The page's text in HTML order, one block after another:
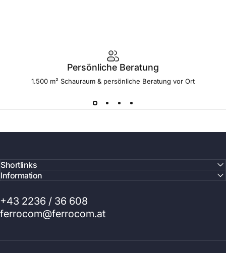
Persönliche Beratung
1.500 m² Schauraum & persönliche Beratung vor Ort
Shortlinks
Information
+43 2236 / 36 608
ferrocom@ferrocom.at